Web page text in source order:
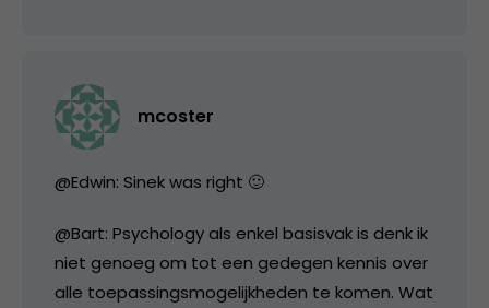
mcoster
@Edwin: Sinek was right 🙂
@Bart: Psychology als enkel basisvak is denk ik
niet genoeg om tot een gedegen kennis over
alle toepassingsmogelijkheden te komen. Wat